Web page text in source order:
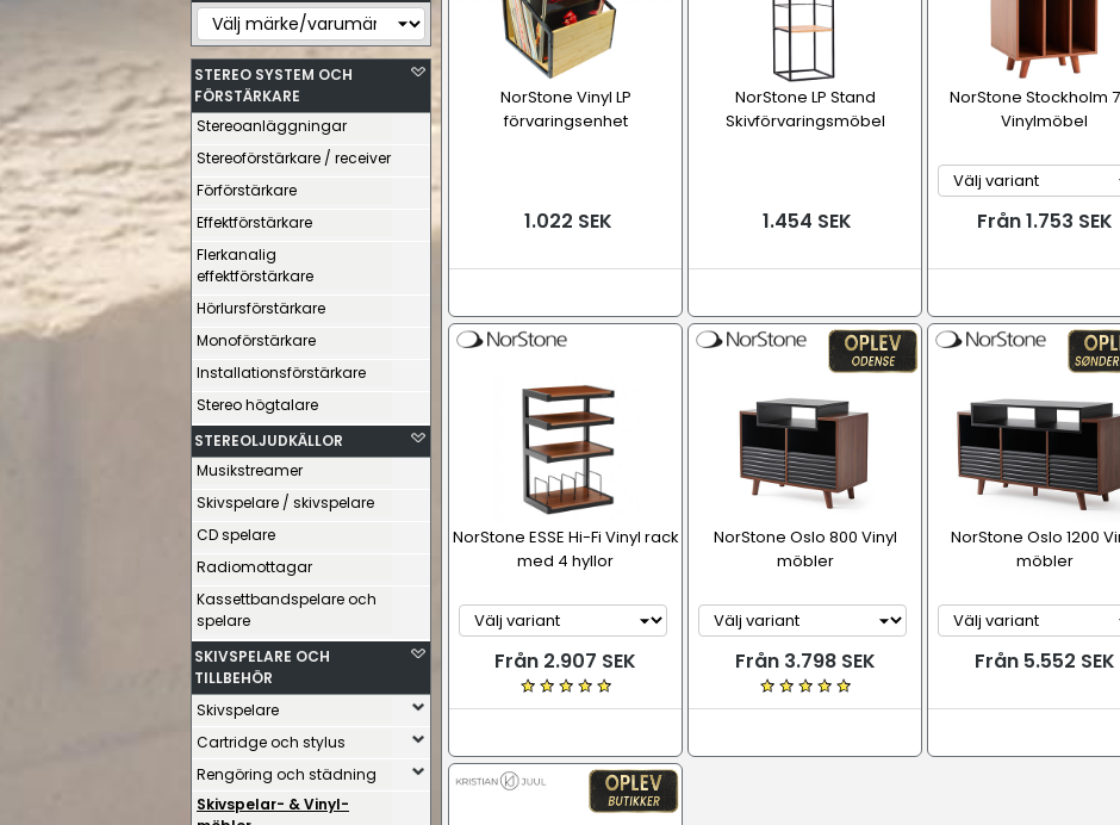
STEREO SYSTEM OCH
FÖRSTÄRKARE
Stereoanläggningar
Stereoförstärkare / receiver
Förförstärkare
Effektförstärkare
Flerkanalig
effektförstärkare
Hörlursförstärkare
Monoförstärkare
Installationsförstärkare
Stereo högtalare
STEREOLJUDKÄLLOR
Musikstreamer
Skivspelare / skivspelare
CD spelare
Radiomottagar
Kassettbandspelare och
spelare
SKIVSPELARE OCH
TILLBEHÖR
Skivspelare
Cartridge och stylus
Rengöring och städning
Skivspelar- & Vinyl-
NorStone Vinyl LP
förvaringsenhet
1.022 SEK
NorStone LP Stand
Skivförvaringsmöbel
1.454 SEK
NorStone Stockholm
Vinylmöbel
Från 1.753 SEK
NorStone ESSE Hi-Fi Vinyl rack
med 4 hyllor
Från 2.907 SEK
NorStone Oslo 800 Vinyl
möbler
Från 3.798 SEK
NorStone Oslo 1200
möbler
Från 5.552 SEK